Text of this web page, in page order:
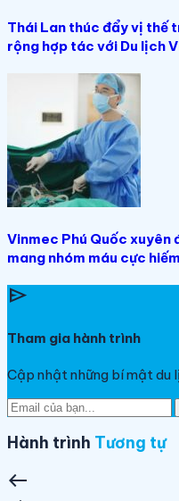
Thái Lan thúc đẩy vị thế
rộng hợp tác với Du lịch
Vinmec Phú Quốc xuyên
mang nhóm máu cực hiếm
send
Tham gia hành trình
Cập nhật những bí mật du
Hành trình Tương tự
west